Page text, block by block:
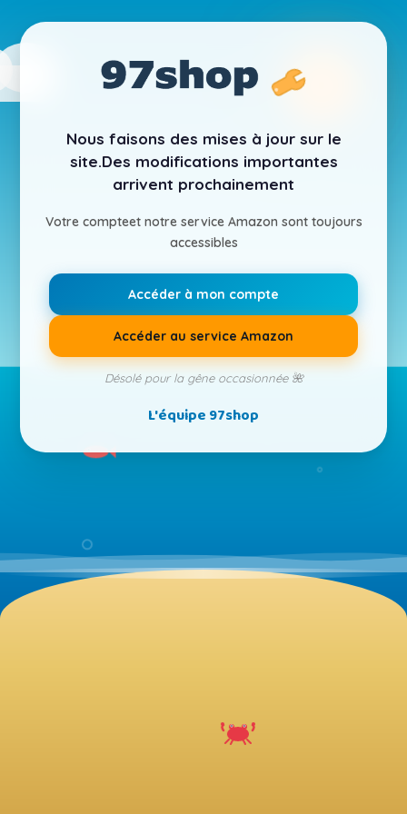
Nous faisons des mises à jour sur le
site.Des modifications importantes
arrivent prochainement
Votre compteet notre service Amazon sont toujours
accessibles
Accéder à mon compte
Accéder au service Amazon
Désolé pour la gêne occasionnée 🌺
L'équipe 97shop